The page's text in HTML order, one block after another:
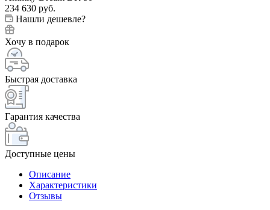
234 630 руб.
Нашли дешевле?
Хочу в подарок
Быстрая доставка
Гарантия качества
Доступные цены
Описание
Характеристики
Отзывы